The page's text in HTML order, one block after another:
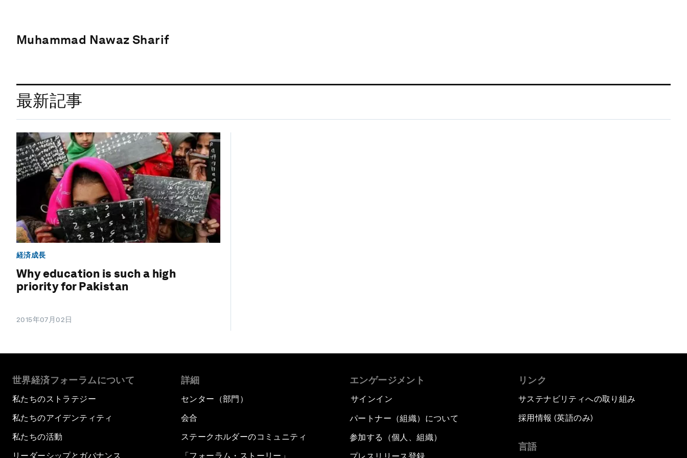
Muhammad Nawaz Sharif
最新記事
経済成長
Why education is such a high
priority for Pakistan
2015年07月02日
世界経済フォーラムについて
私たちのストラテジー
私たちのアイデンティティ
私たちの活動
リーダーシップとガバナンス
詳細
センター（部門）
会合
ステークホルダーのコミュニティ
「フォーラム・ストーリー」
エンゲージメント
サインイン
パートナー（組織）について
参加する（個人、組織）
リンク
サステナビリティへの取り組み
採用情報 (英語のみ)
言語